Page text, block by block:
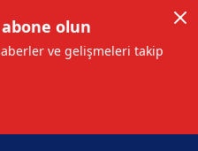
olun
ve gelişmeleri takip